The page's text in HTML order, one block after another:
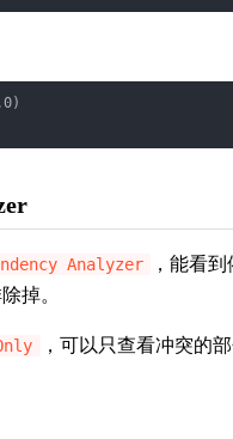
Analyzer
，能看
掉。
，可以只查看冲突的部